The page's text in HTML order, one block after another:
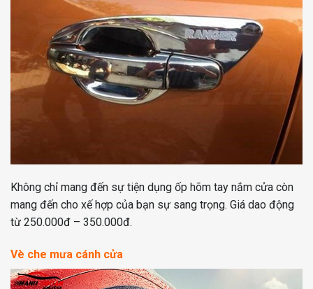
Không chỉ mang đến sự tiện dụng ốp hõm tay nắm cửa còn
mang đến cho xế hợp của bạn sự sang trọng. Giá dao động
từ 250.000đ – 350.000đ.
Vè che mưa cánh cửa